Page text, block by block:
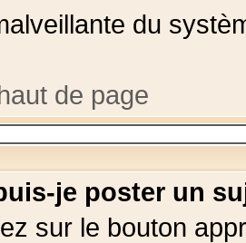
du
de page
je poster un
sur le bouton